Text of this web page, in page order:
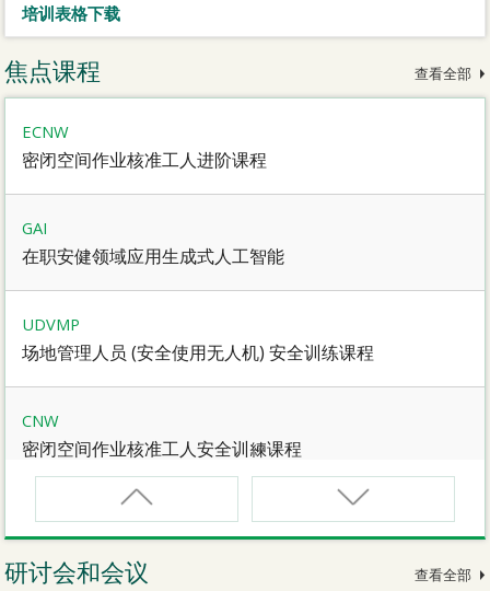
培训表格下载
焦点课程 查看全部
ECNW
密闭空间作业核准工人进阶课程
GAI
在职安健领域应用生成式人工智能
UDVMP
场地管理人员 (安全使用无人机) 安全训练课程
CNW
密闭空间作业核准工人安全训練课程
CNW(R)
密闭空间作业核准工人安全训練重新甄审资格课程
研讨会和会议 查看全部